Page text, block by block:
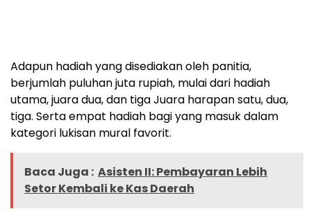
Adapun hadiah yang disediakan oleh panitia,
berjumlah puluhan juta rupiah, mulai dari hadiah
utama, juara dua, dan tiga Juara harapan satu, dua,
tiga. Serta empat hadiah bagi yang masuk dalam
kategori lukisan mural favorit.
Baca Juga : Asisten II: Pembayaran Lebih
Setor Kembali ke Kas Daerah